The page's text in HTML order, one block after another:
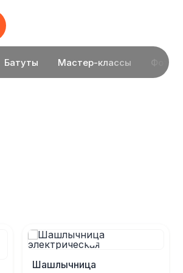
Батуты Мастер-классы
Шашлычница